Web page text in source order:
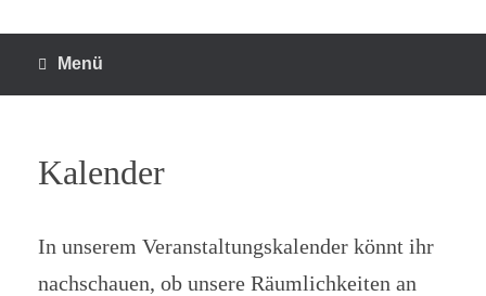
Menü
Kalender
In unserem Veranstaltungskalender könnt ihr
nachschauen, ob unsere Räumlichkeiten an